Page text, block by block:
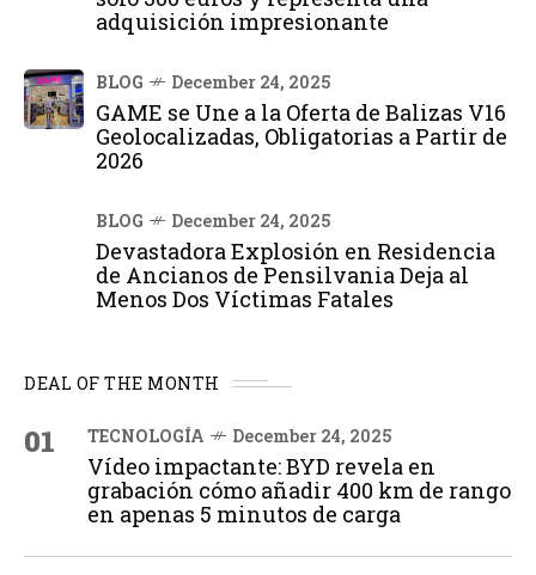
adquisición impresionante
BLOG December 24, 2025
GAME se Une a la Oferta de Balizas V16
Geolocalizadas, Obligatorias a Partir de
2026
BLOG December 24, 2025
Devastadora Explosión en Residencia
de Ancianos de Pensilvania Deja al
Menos Dos Víctimas Fatales
DEAL OF THE MONTH
01 TECNOLOGÍA December 24, 2025
Vídeo impactante: BYD revela en
grabación cómo añadir 400 km de rango
en apenas 5 minutos de carga